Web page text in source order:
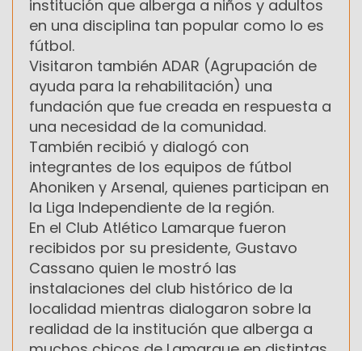
institución que alberga a niños y adultos
en una disciplina tan popular como lo es
fútbol.
Visitaron también ADAR (Agrupación de
ayuda para la rehabilitación) una
fundación que fue creada en respuesta a
una necesidad de la comunidad.
También recibió y dialogó con
integrantes de los equipos de fútbol
Ahoniken y Arsenal, quienes participan en
la Liga Independiente de la región.
En el Club Atlético Lamarque fueron
recibidos por su presidente, Gustavo
Cassano quien le mostró las
instalaciones del club histórico de la
localidad mientras dialogaron sobre la
realidad de la institución que alberga a